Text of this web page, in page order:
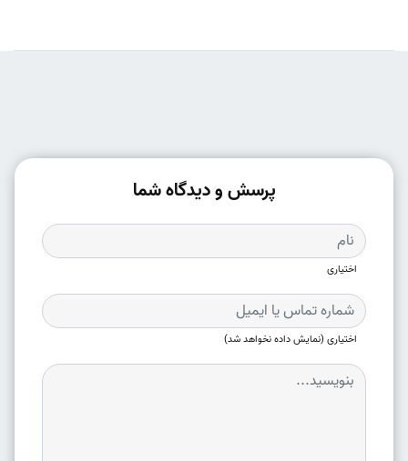
پرسش و دیدگاه شما
اختیاری
اختیاری (نمایش داده نخواهد شد)